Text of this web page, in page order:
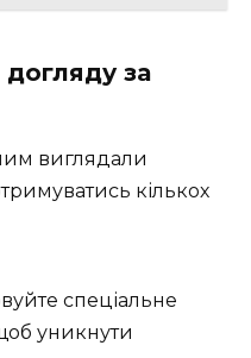
за
виглядали
кількох
спеціальне
уникнути